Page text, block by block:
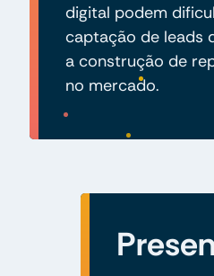
digital podem
captação de leads
a construção de
no mercado.